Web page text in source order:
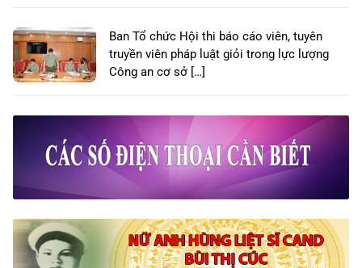
Ban Tổ chức Hội thi báo cáo viên, tuyên
truyền viên pháp luật giỏi trong lực lượng
Công an cơ sở […]